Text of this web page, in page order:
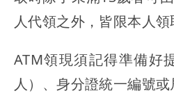
人代領之外，皆限本人領
ATM領現須記得準備好
人）、身分證統一編號